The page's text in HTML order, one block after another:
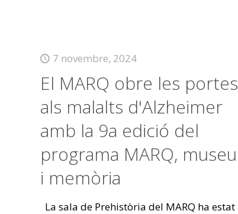
7 novembre, 2024
El MARQ obre les portes
als malalts d'Alzheimer
amb la 9a edició del
programa MARQ, museu
i memòria
La sala de Prehistòria del MARQ ha estat